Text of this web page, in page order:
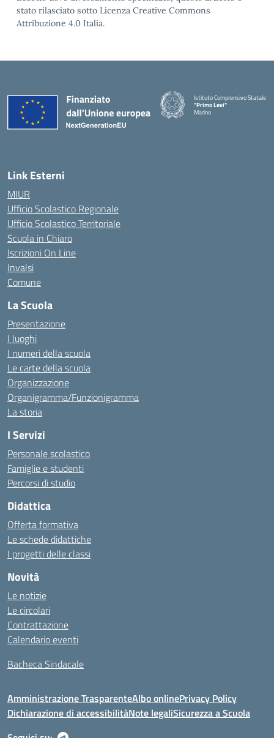
stato rilasciato sotto Licenza Creative Commons
Attribuzione 4.0 Italia.
Istituto Comprensivo Statale
"Primo Levi"
Marino
Link Esterni
MIUR
Ufficio Scolastico Regionale
Ufficio Scolastico Territoriale
Scuola in Chiaro
Iscrizioni On Line
Invalsi
Comune
La Scuola
Presentazione
I luoghi
I numeri della scuola
Le carte della scuola
Organizzazione
Organigramma/Funzionigramma
La storia
I Servizi
Personale scolastico
Famiglie e studenti
Percorsi di studio
Didattica
Offerta formativa
Le schede didattiche
I progetti delle classi
Novità
Le notizie
Le circolari
Contrattazione
Calendario eventi
Bacheca Sindacale
Amministrazione TrasparenteAlbo onlinePrivacy Policy
Dichiarazione di accessibilitàNote legaliSicurezza a Scuola